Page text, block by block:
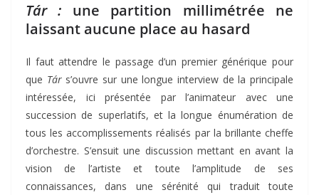
Tár : une partition millimétrée ne
laissant aucune place au hasard
Il faut attendre le passage d’un premier générique pour
que Társ’ouvre sur une longue interview de la principale
intéressée, ici présentée par l’animateur avec une
succession de superlatifs, et la longue énumération de
tous les accomplissements réalisés par la brillante cheffe
d’orchestre. S’ensuit une discussion mettant en avant la
vision de l’artiste et toute l’amplitude de ses
connaissances, dans une sérénité qui traduit toute